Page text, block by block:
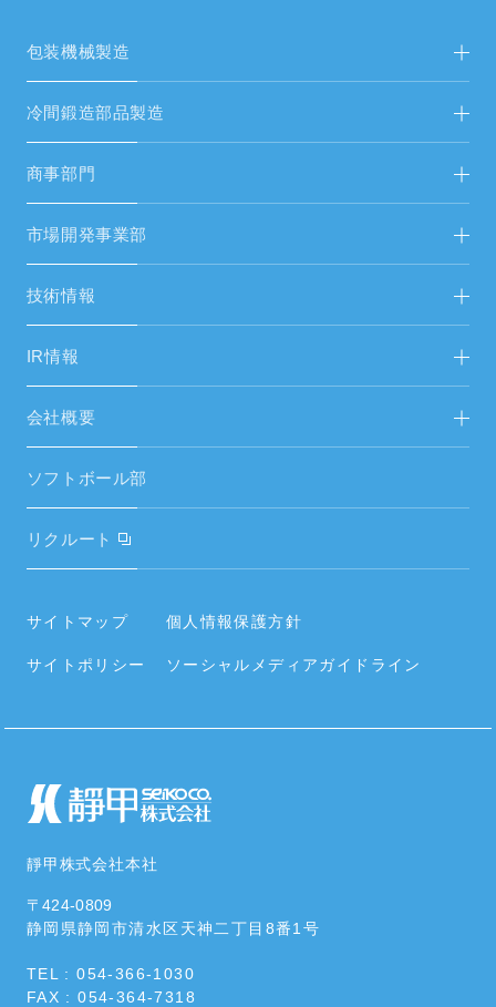
包装機械製造
包装機械製造TOP
冷間鍛造部品製造
冷間鍛造部品製造TOP
商事部門
FAシステム・受配電設備
生産設備・試験機
空調設備機器
空調周辺部材
住宅設備
市場開発事業部
省人化・自動化ソリューション FA営開
技術情報
市場開発事業部
IR情報
中期経営計画
財務ハイライト
内部統制システムの整備に関する基本方針
情報セキュリティポリシー
会社概要
ご挨拶
会社概要・役員・沿革
事業所／関連会社
社員の働く環境
ソフトボール部
リクルート
サイトマップ 個人情報保護方針
サイトポリシー ソーシャルメディアガイドライン
靜甲株式会社本社
〒424-0809
静岡県静岡市清水区天神二丁目8番1号
TEL : 054-366-1030
FAX : 054-364-7318